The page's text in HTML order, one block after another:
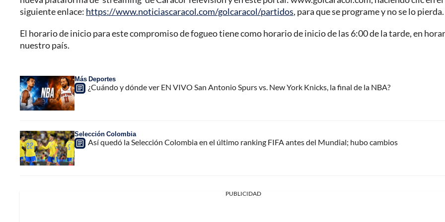
siguiente enlace: https://www.noticiascaracol.com/golcaracol/partidos, para que se programe y no se lo pierda.
El horario de inicio para este compromiso de fogueo tiene como horario de inicio de las 6:00 de la tarde, en
nuestro país.
Más Deportes
¿Cuándo y dónde ver EN VIVO San Antonio Spurs vs. New York Knicks, la final de la NBA?
Selección Colombia
Así quedó la Selección Colombia en el último ranking FIFA antes del Mundial; hubo cambios
PUBLICIDAD